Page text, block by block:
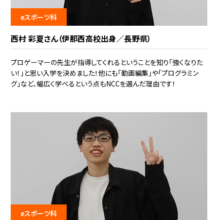
eスポーツ科
西村 彩夏さん（伊那西高校出身／長野県）
プロゲーマーの先生が指導してくれるということを知り「強くなりた
い！」と思い入学を決めました！他にも「動画編集」や「プログラミン
グ」など、幅広く学べるという点もNCCを選んだ理由です！
eスポーツ科